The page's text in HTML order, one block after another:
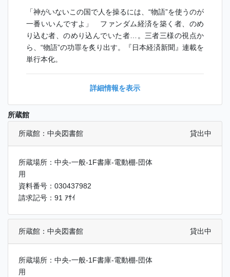
「神がいないこの国で人を操るには、“物語”を使うのが
一番いいんですよ」 ファンダム経済を築く者、のめ
り込む者、のめり込んでいた者…。三者三様の視点か
ら、“物語”の功罪を炙り出す。『日本経済新聞』連載を
単行本化。
詳細情報を表示
所蔵館
所蔵館：中央図書館 貸出中
所蔵場所：中央-一般-1F書庫-電動棚-団体
用
資料番号：030437982
請求記号：91 ｱｻｲ
所蔵館：中央図書館 貸出中
所蔵場所：中央-一般-1F書庫-電動棚-団体
用